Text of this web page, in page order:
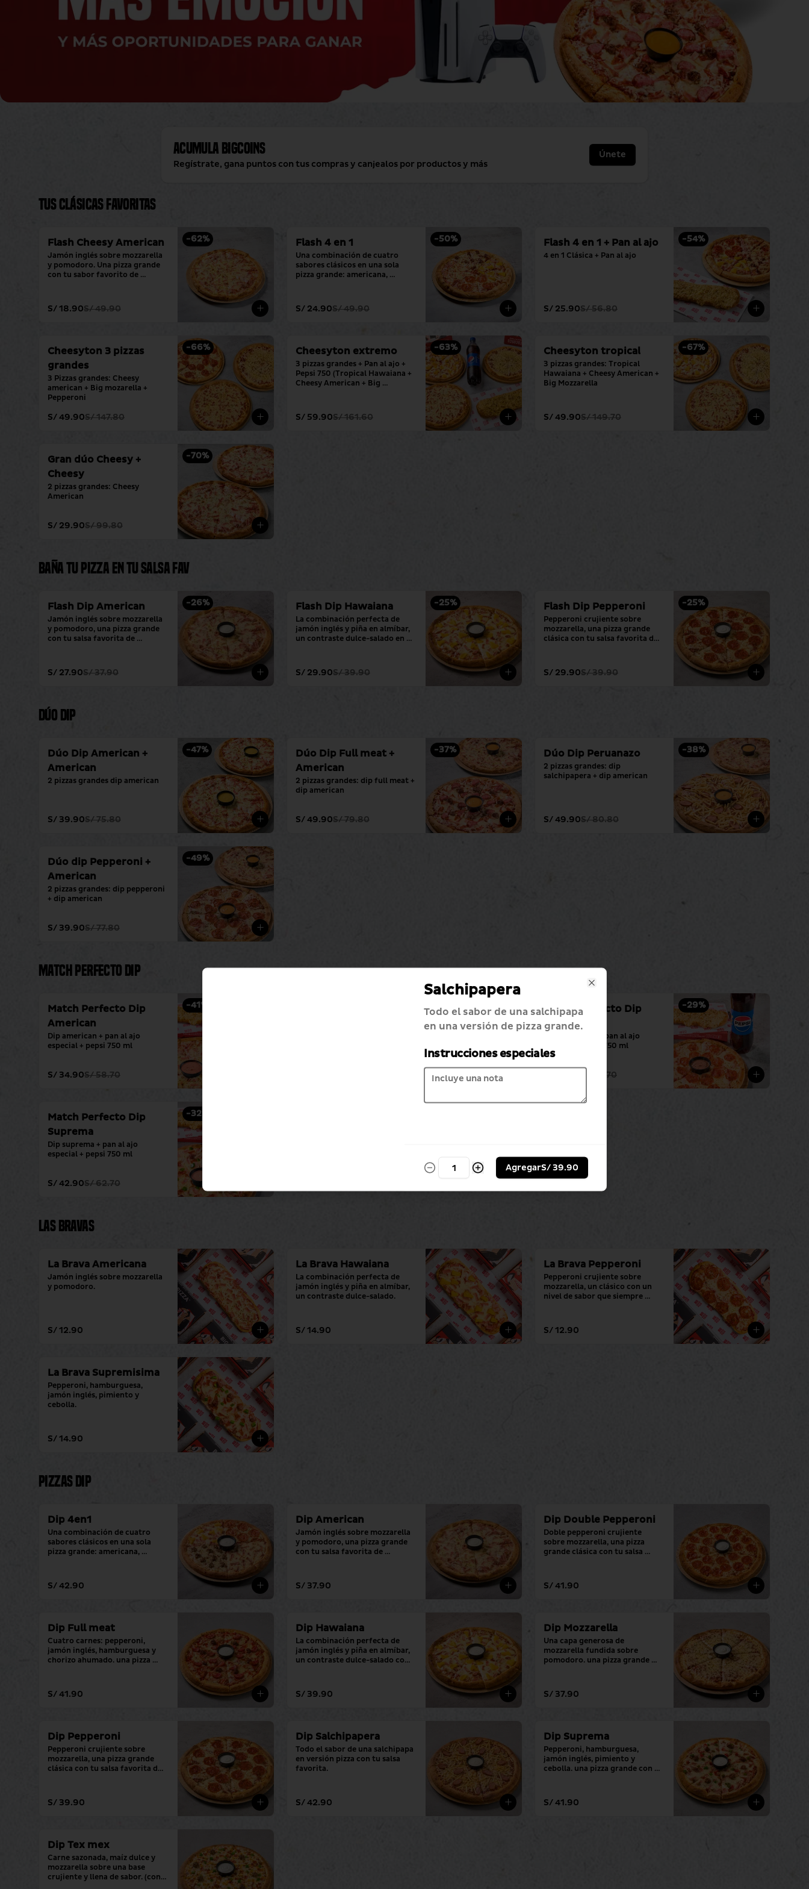
Acumula BigCoins
Regístrate, gana puntos con tus compras y canjealos por productos y más
Únete
Tus clásicas favoritas
-62%
Flash Cheesy American
Jamón inglés sobre mozzarella
y pomodoro. Una pizza grande
con tu sabor favorito de
S/ 18.90S/ 49.90
-50%
Flash 4 en 1
Una combinación de cuatro
sabores clásicos en una sola
pizza grande: americana,
S/ 24.90S/ 49.90
-54%
Flash 4 en 1 + Pan al ajo
4 en 1 Clásica + Pan al ajo
S/ 25.90S/ 56.80
-66%
Cheesyton 3 pizzas
grandes
3 Pizzas grandes: Cheesy
american + Big mozarella +
Pepperoni
S/ 49.90S/ 147.80
-63%
Cheesyton extremo
3 pizzas grandes + Pan al ajo +
Pepsi 750 (Tropical Hawaiana +
Cheesy American + Big
S/ 59.90S/ 161.60
-67%
Cheesyton tropical
3 pizzas grandes: Tropical
Hawaiana + Cheesy American +
Big Mozzarella
S/ 49.90S/ 149.70
-70%
Gran dúo Cheesy +
Cheesy
2 pizzas grandes: Cheesy
American
S/ 29.90S/ 99.80
Baña tu pizza en tu salsa fav
-26%
Flash Dip American
Jamón inglés sobre mozzarella
y pomodoro, una pizza grande
con tu salsa favorita de
S/ 27.90S/ 37.90
-25%
Flash Dip Hawaiana
La combinación perfecta de
jamón inglés y piña en almíbar,
un contraste dulce-salado en
S/ 29.90S/ 39.90
-25%
Flash Dip Pepperoni
Pepperoni crujiente sobre
mozzarella, una pizza grande
clásica con tu salsa favorita de
S/ 29.90S/ 39.90
Dúo Dip
-47%
Dúo Dip American +
American
2 pizzas grandes dip american
S/ 39.90S/ 75.80
-37%
Dúo Dip Full meat +
American
2 pizzas grandes: dip full meat +
dip american
S/ 49.90S/ 79.80
-38%
Dúo Dip Peruanazo
2 pizzas grandes: dip
salchipapera + dip american
S/ 49.90S/ 80.80
-49%
Dúo dip Pepperoni +
American
2 pizzas grandes: dip pepperoni
+ dip american
S/ 39.90S/ 77.80
Match Perfecto Dip
-41%
Match Perfecto Dip
American
Dip american + pan al ajo
especial + pepsi 750 ml
S/ 34.90S/ 58.70
-29%
Match Perfecto Dip
Pepperoni
Dip pepperoni + pan al ajo
especial + pepsi 750 ml
S/ 60.70
-32
Match Perfecto Dip
Suprema
Dip suprema + pan al ajo
especial + pepsi 750 ml
S/ 42.90S/ 62.70
Las Bravas
La Brava Americana
Jamón inglés sobre mozzarella
y pomodoro.
S/ 12.90
La Brava Hawaiana
La combinación perfecta de
jamón inglés y piña en almíbar,
un contraste dulce-salado.
S/ 14.90
La Brava Pepperoni
Pepperoni crujiente sobre
mozzarella, un clásico con un
nivel de sabor que siempre
S/ 12.90
La Brava Supremisima
Pepperoni, hamburguesa,
jamón inglés, pimiento y
cebolla.
S/ 14.90
Pizzas Dip
Dip 4en1
Una combinación de cuatro
sabores clásicos en una sola
pizza grande: americana,
favorita)
S/ 42.90
Dip American
Jamón inglés sobre mozzarella
y pomodoro, una pizza grande
con tu salsa favorita de
S/ 37.90
Dip Double Pepperoni
Doble pepperoni crujiente
sobre mozzarella, una pizza
grande clásica con tu salsa
S/ 41.90
Dip Full meat
Cuatro carnes: pepperoni,
jamón inglés, hamburguesa y
chorizo ahumado. una pizza
S/ 41.90
Dip Hawaiana
La combinación perfecta de
jamón inglés y piña en almíbar,
un contraste dulce-salado con
S/ 39.90
Dip Mozzarella
Una capa generosa de
mozzarella fundida sobre
pomodoro. una pizza grande
S/ 37.90
Dip Pepperoni
Pepperoni crujiente sobre
mozzarella, una pizza grande
clásica con tu salsa favorita de
S/ 39.90
Dip Salchipapera
Todo el sabor de una salchipapa
en versión pizza con tu salsa
favorita.
S/ 42.90
Dip Suprema
Pepperoni, hamburguesa,
jamón inglés, pimiento y
cebolla. una pizza grande con tu
S/ 41.90
Dip Tex mex
Carne sazonada, maíz dulce y
mozzarella sobre una base
crujiente y llena de sabor. (con
Salchipapera
Todo el sabor de una salchipapa
en una versión de pizza grande.
Instrucciones especiales
AgregarS/ 39.90